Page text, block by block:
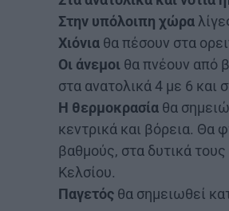
Στην υπόλοιπη χώρα
Xιόνια θα πέσουν στα
Οι άνεμοι θα πνέουν από
στα ανατολικά 4 με 6 και
Η θερμοκρασία θα
κεντρικά και βόρεια. Θα
βαθμούς, στα δυτικά
Κελσίου.
Παγετός θα σημειωθεί